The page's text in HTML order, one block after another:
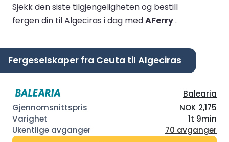
Sjekk den siste tilgjengeligheten og bestill
fergen din til Algeciras i dag medAFerry.
Fergeselskaper fra Ceuta til Algeciras
Balearia
NOK 2,175
1t 9min
70 avganger